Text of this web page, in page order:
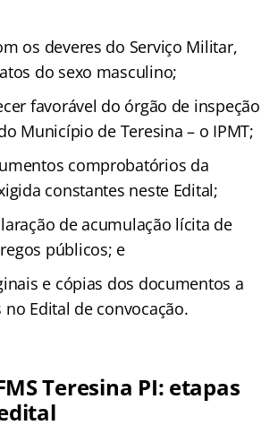
os deveres do Serviço Militar,
do sexo masculino;
favorável do órgão de inspeção
Município de Teresina – o IPMT;
comprobatórios da
constantes neste Edital;
de acumulação lícita de
públicos; e
e cópias dos documentos a
Edital de convocação.
Teresina PI: etapas